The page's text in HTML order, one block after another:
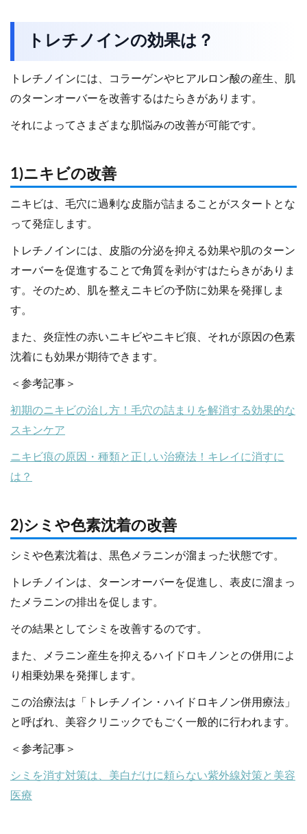
トレチノインの効果は？
トレチノインには、コラーゲンやヒアルロン酸の産生、肌
のターンオーバーを改善するはたらきがあります。
それによってさまざまな肌悩みの改善が可能です。
1)ニキビの改善
ニキビは、毛穴に過剰な皮脂が詰まることがスタートとな
って発症します。
トレチノインには、皮脂の分泌を抑える効果や肌のターン
オーバーを促進することで角質を剥がすはたらきがありま
す。そのため、肌を整えニキビの予防に効果を発揮しま
す。
また、炎症性の赤いニキビやニキビ痕、それが原因の色素
沈着にも効果が期待できます。
＜参考記事＞
初期のニキビの治し方！毛穴の詰まりを解消する効果的な
スキンケア
ニキビ痕の原因・種類と正しい治療法！キレイに消すに
は？
2)シミや色素沈着の改善
シミや色素沈着は、黒色メラニンが溜まった状態です。
トレチノインは、ターンオーバーを促進し、表皮に溜まっ
たメラニンの排出を促します。
その結果としてシミを改善するのです。
また、メラニン産生を抑えるハイドロキノンとの併用によ
り相乗効果を発揮します。
この治療法は「トレチノイン・ハイドロキノン併用療法」
と呼ばれ、美容クリニックでもごく一般的に行われます。
＜参考記事＞
シミを消す対策は、美白だけに頼らない紫外線対策と美容
医療